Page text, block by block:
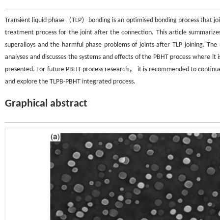
Transient liquid phase（TLP）bonding is an optimised bonding process that
treatment process for the joint after the connection. This article
superalloys and the harmful phase problems of joints after TLP joining.
analyses and discusses the systems and effects of the PBHT process
presented. For future PBHT process research， it is recommended to
and explore the TLPB-PBHT integrated process.
Graphical abstract